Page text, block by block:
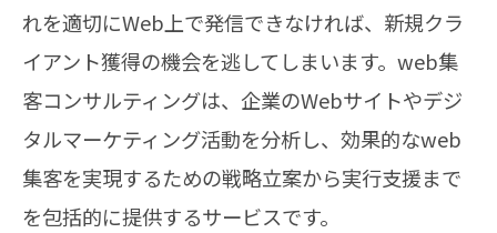
れを適切にWeb上で発信できなければ、新規クラ
イアント獲得の機会を逃してしまいます。web集
客コンサルティングは、企業のWebサイトやデジ
タルマーケティング活動を分析し、効果的なweb
集客を実現するための戦略立案から実行支援まで
を包括的に提供するサービスです。